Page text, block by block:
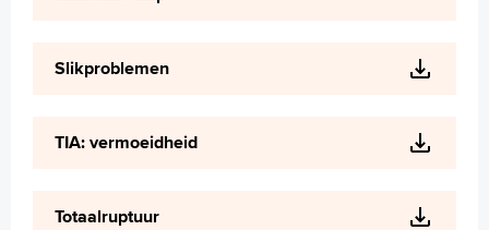
Slikproblemen
TIA: vermoeidheid
Totaalruptuur